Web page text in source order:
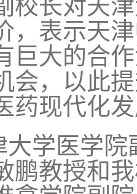
校长对天
，表示天
巨大的合
会，以此
药现代化
大学医学
鹏教授和